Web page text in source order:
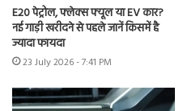
E20 पेट्रोल, फ्लेक्स फ्यूल या EV कार?
नई गाड़ी खरीदने से पहले जानें किसमें है
ज्यादा फायदा
23 July 2026 - 7:41 PM